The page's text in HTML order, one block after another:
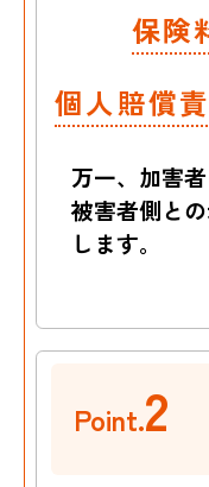
保険
個人賠償
万一、加害
被害者側と
します。
Point.2